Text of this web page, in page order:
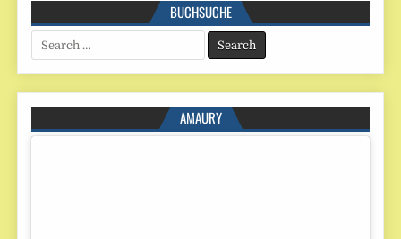
BUCHSUCHE
Search
for:
AMAURY